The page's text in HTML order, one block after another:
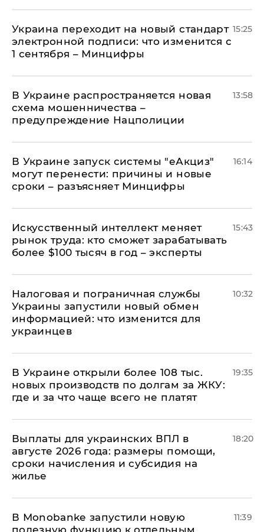
Украина переходит на новый стандарт
электронной подписи: что изменится с
1 сентября – Минцифры
15:25
В Украине распространяется новая
схема мошенничества –
предупреждение Нацполиции
13:58
В Украине запуск системы "еАкциз"
могут перенести: причины и новые
сроки – разъясняет Минцифры
16:14
Искусственный интеллект меняет
рынок труда: кто сможет зарабатывать
более $100 тысяч в год – эксперты
15:43
Налоговая и пограничная службы
Украины запустили новый обмен
информацией: что изменится для
украинцев
10:32
В Украине открыли более 108 тыс.
новых производств по долгам за ЖКУ:
где и за что чаще всего не платят
19:35
Выплаты для украинских ВПЛ в
августе 2026 года: размеры помощи,
сроки начисления и субсидия на
жилье
18:20
В Мonobankе запустили новую
полезную функцию к отдельным
11:39